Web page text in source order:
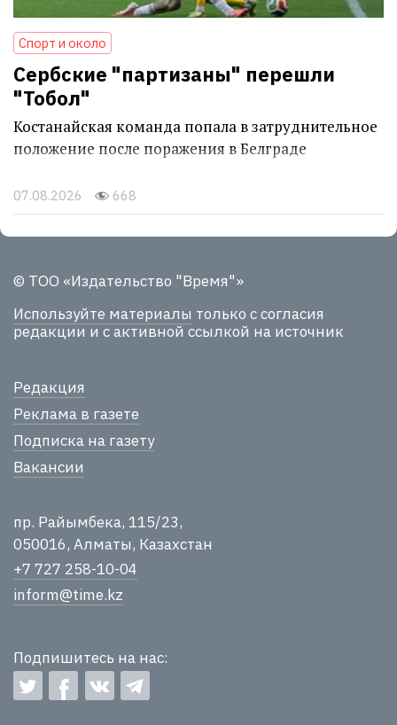
Спорт и около
Сербские "партизаны" перешли
"Тобол"
Костанайская команда попала в затруднительное
положение после поражения в Белграде
07.08.2026 668
© ТОО «Издательство "Время"»
Используйте материалы только с согласия
редакции и с активной ссылкой на источник
Редакция
Реклама в газете
Подписка на газету
Вакансии
пр. Райымбека, 115/23,
050016, Алматы, Казахстан
+7 727 258-10-04
inform@time.kz
Подпишитесь на нас: